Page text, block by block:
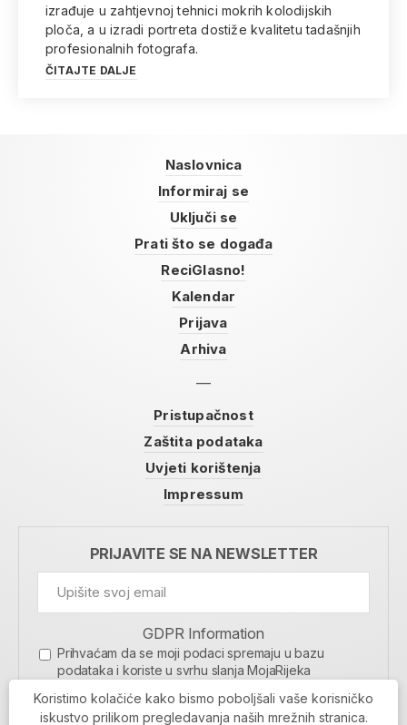
izrađuje u zahtjevnoj tehnici mokrih kolodijskih
ploča, a u izradi portreta dostiže kvalitetu tadašnjih
profesionalnih fotografa.
ČITAJTE DALJE
Naslovnica
Informiraj se
Uključi se
Prati što se događa
ReciGlasno!
Kalendar
Prijava
Arhiva
Pristupačnost
Zaštita podataka
Uvjeti korištenja
Impressum
PRIJAVITE SE NA NEWSLETTER
GDPR Information
Prihvaćam da se moji podaci spremaju u bazu
podataka i koriste u svrhu slanja MojaRijeka
MOJARIJEKA NEWSLETTER
Koristimo kolačiće kako bismo poboljšali vaše korisničko
iskustvo prilikom pregledavanja naših mrežnih stranica.